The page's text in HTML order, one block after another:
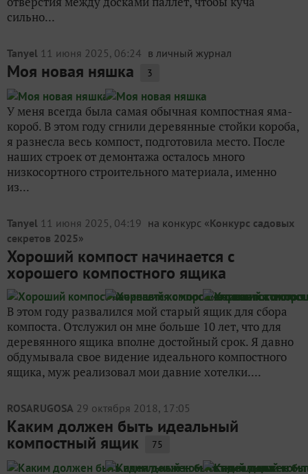
сильно...
Tanyel 11 июня 2025, 06:24 в личный журнал
Моя новая няшка 3
У меня всегда была самая обычная компостная яма-
короб. В этом году сгнили деревянные стойки короба,
я разнесла весь компост, подготовила место. После
наших строек от демонтажа осталось много
низкосортного строительного материала, именно
из...
Tanyel 11 июня 2025, 04:19 на конкурс «Конкурс садовых
секретов 2025»
Хороший компост начинается с
хорошего компостного ящика
В этом году развалился мой старый ящик для сбора
компоста. Отслужил он мне больше 10 лет, что для
деревянного ящика вполне достойный срок. Я давно
обдумывала свое видение идеального компостного
ящика, муж реализовал мои давние хотелки....
ROSARUGOSA 29 октября 2018, 17:05
Каким должен быть идеальный
компостный ящик 75